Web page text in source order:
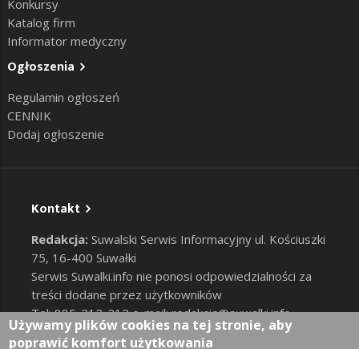
Konkursy
Katalog firm
Informator medyczny
Ogłoszenia
Regulamin ogłoszeń
CENNIK
Dodaj ogłoszenie
Kontakt
Redakcja: Suwalski Serwis Informacyjny ul. Kościuszki
75, 16-400 Suwałki
Serwis Suwalki.info nie ponosi odpowiedzialności za
treści dodane przez użytkowników
Tel: 885-212-212 e-mail:redakcja@suwalki.info,
reklama@suwalki.info
Używamy plików cookies na tej stronie, aby
poprawić komfort użytkowania